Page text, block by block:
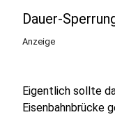
Dauer-
Anzeige
Eigentlich sollte
Eisenbahnbrücke